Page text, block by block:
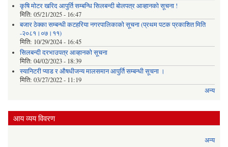
कृषि मोटर खरिद आपुर्ति सम्बन्धि सिलबन्दी बोलपत्र आव्हानको सूचना !
मिति: 05/21/2025 - 16:47
बजार ठेक्का सम्बन्धी कटहरिया नगरपालिकाको सूचना (प्रथम पटक प्रकाशित मिति
-२०८१।०७।११)
मिति: 10/29/2024 - 16:45
सिलबन्दी दरभाउपत्र आव्हानको सूचना
मिति: 04/02/2023 - 18:39
स्यानिटरी प्याड र ‌औषधीजन्य मालसमान आपुर्ति सम्बन्धी सूचना ।
मिति: 03/27/2022 - 11:19
अन्य
आय व्यय विवरण
अन्य